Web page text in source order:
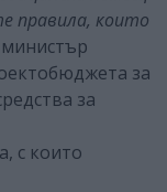
правила, които
за
за
с които